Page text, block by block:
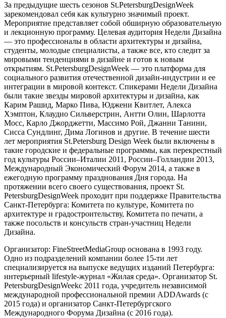
За предыдущие шесть сезонов St.PetersburgDesignWeek
зарекомендовал себя как культурно значимый проект.
Мероприятие представляет собой обширную образовательную
и лекционную программу. Целевая аудитория Недели Дизайна
— это профессионалы в области архитектуры и дизайна,
студенты, молодые специалисты, а также все, кто следит за
мировыми тенденциями в дизайне и готов к новым
открытиям. St.PetersburgDesignWeek — это платформа для
социального развития отечественной дизайн-индустрии и ее
интеграции в мировой контекст. Спикерами Недели Дизайна
были такие звезды мировой архитектуры и дизайна, как
Карим Рашид, Марко Пива, Юджени Квитлет, Алекса
Хэмптон, Клаудио Сильверстрин, Антти Олин, Шарлотта
Мосс, Карло Джорджетти, Массимо Рой, Джанни Танини,
Сисса Сундлинг, Дима Логинов и другие. В течение шести
лет мероприятия St.Petersburg Design Week были включены в
такие городские и федеральные программы, как перекрестный
год культуры России–Италии 2011, России–Голландии 2013,
Международный Экономический Форум 2014, а также в
ежегодную программу празднования Дня города. На
протяжении всего своего существования, проект St.
PetersburgDesignWeek проходит при поддержке Правительства
Санкт-Петербурга: Комитета по культуре, Комитета по
архитектуре и градостроительству, Комитета по печати, а
также посольств и консульств стран-участниц Недели
Дизайна.
Организатор: FineStreetMediaGroup основана в 1993 году.
Одно из подразделений компании более 15-ти лет
специализируется на выпуске ведущих изданий Петербурга:
интерьерный lifestyle-журнал «Жилая среда». Организатор St.
PetersburgDesignWeekc 2011 года, учредитель независимой
международной профессиональной премии ADDAwards (c
2015 года) и организатор Санкт-Петербургского
Международного Форума Дизайна (с 2016 года).